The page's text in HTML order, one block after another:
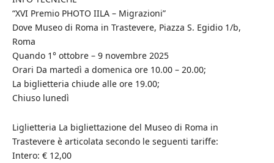
“XVI Premio PHOTO IILA – Migrazioni”
Dove Museo di Roma in Trastevere, Piazza S. Egidio 1/b,
Roma
Quando 1° ottobre – 9 novembre 2025
Orari Da martedì a domenica ore 10.00 – 20.00;
La biglietteria chiude alle ore 19.00;
Chiuso lunedì
Liglietteria La bigliettazione del Museo di Roma in
Trastevere è articolata secondo le seguenti tariffe:
Intero: € 12,00